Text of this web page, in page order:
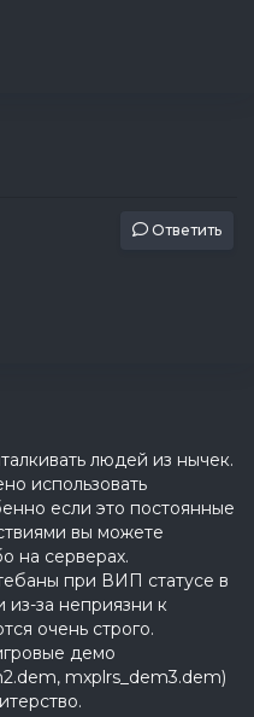
Ответить
людей из нычек.
использовать
если это постоянные
вы можете
на серверах.
при ВИП статусе в
из-за неприязни к
очень строго.
демо
mxplrs_dem3.dem)